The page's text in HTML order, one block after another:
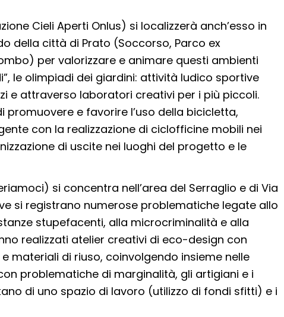
Cieli Aperti Onlus) si localizzerà anch’esso in
della città di Prato (Soccorso, Parco ex
per valorizzare e animare questi ambienti
le olimpiadi dei giardini: attività ludico sportive
e attraverso laboratori creativi per i più piccoli.
promuovere e favorire l’uso della bicicletta,
con la realizzazione di ciclofficine mobili nei
di uscite nei luoghi del progetto e le
si concentra nell’area del Serraglio e di Via
si registrano numerose problematiche legate allo
stupefacenti, alla microcriminalità e alla
realizzati atelier creativi di eco-design con
materiali di riuso, coinvolgendo insieme nelle
problematiche di marginalità, gli artigiani e i
di uno spazio di lavoro (utilizzo di fondi sfitti) e i